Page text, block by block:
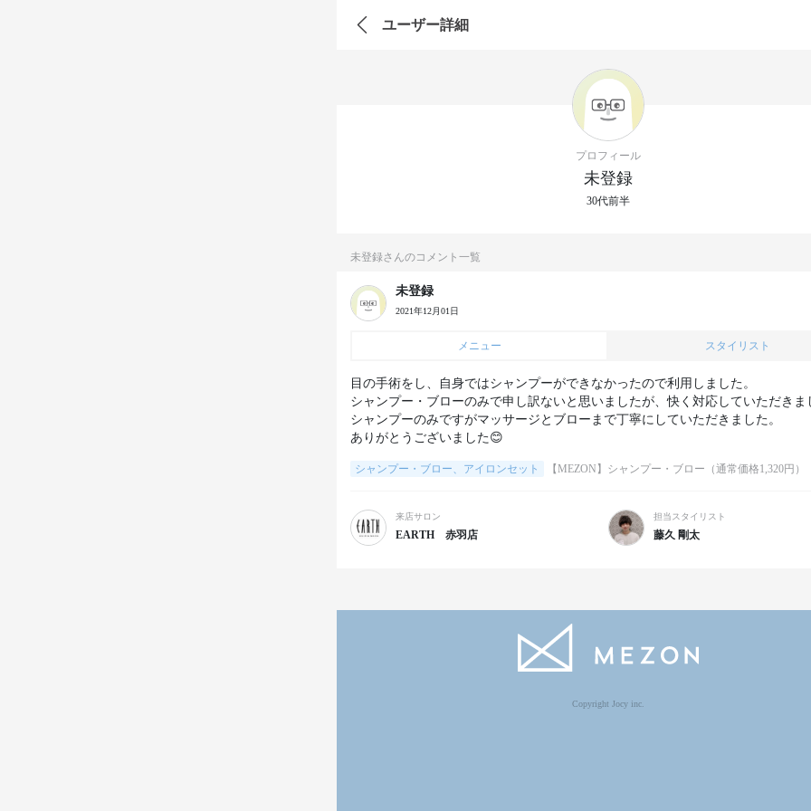
ユーザー詳細
プロフィール
未登録
30代前半
未登録さんのコメント一覧
未登録
2021年12月01日
メニュー スタイリスト
目の手術をし、自身ではシャンプーができなかったので利用しました。
シャンプー・ブローのみで申し訳ないと思いましたが、快く対応していただきま
シャンプーのみですがマッサージとブローまで丁寧にしていただきました。
ありがとうございました😊
シャンプー・ブロー、アイロンセット 【MEZON】シャンプー・ブロー（通常価格1,320円）
来店サロン
EARTH 赤羽店
担当スタイリスト
藤久 剛太
Copyright Jocy inc.